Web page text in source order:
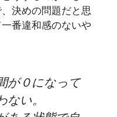
決めの問題だと思
番違和感のないや
が０になって
い。